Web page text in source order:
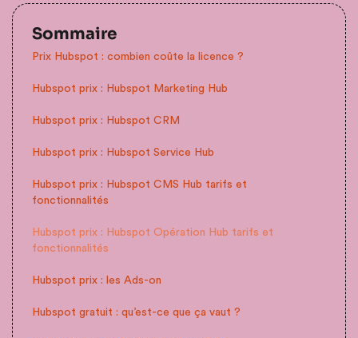
Sommaire
Prix Hubspot : combien coûte la licence ?
Hubspot prix : Hubspot Marketing Hub
Hubspot prix : Hubspot CRM
Hubspot prix : Hubspot Service Hub
Hubspot prix : Hubspot CMS Hub tarifs et
fonctionnalités
Hubspot prix : Hubspot Opération Hub tarifs et
fonctionnalités
Hubspot prix : les Ads-on
Hubspot gratuit : qu’est-ce que ça vaut ?